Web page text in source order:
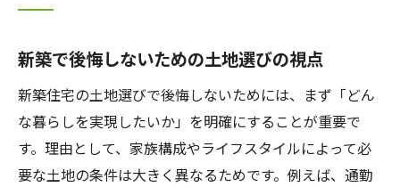
う
新築に適した土地探しのどこに行けばいい
か
新築計画に役立つ土地探しサイトの活用法
新築で後悔しないための土地選びの視点
新築住宅の土地選びで後悔しないためには、まず「どん
な暮らしを実現したいか」を明確にすることが重要で
す。理由として、家族構成やライフスタイルによって必
要な土地の条件は大きく異なるためです。例えば、通勤